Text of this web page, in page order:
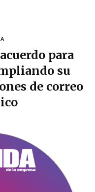
para
su
de correo